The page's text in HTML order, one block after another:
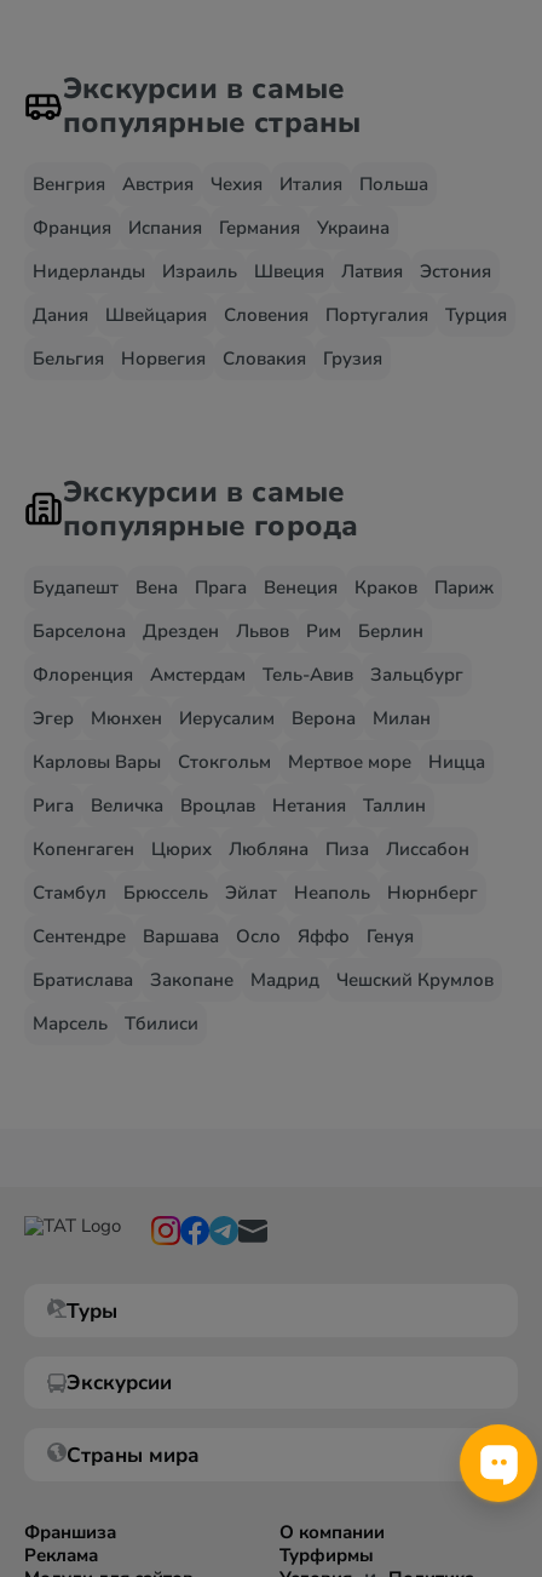
Экскурсии в самые
популярные страны
Венгрия Австрия Чехия Италия
Польша
Франция
Испания Германия
Украина
Нидерланды
Израиль Швеция Латвия
Эстония
Дания
Швейцария Словения Португалия
Турция
Бельгия
Норвегия Словакия Грузия
Экскурсии в самые
популярные города
Будапешт Вена Прага Венеция Краков
Париж
Барселона
Дрезден Львов Рим
Берлин
Флоренция
Амстердам Тель-Авив
Зальцбург
Эгер
Мюнхен Иерусалим Верона
Милан
Карловы Вары
Стокгольм Мертвое море
Ницца
Рига
Величка Вроцлав Нетания
Таллин
Копенгаген
Цюрих Любляна Пиза
Лиссабон
Стамбул
Брюссель Эйлат Неаполь
Нюрнберг
Сентендре
Варшава Осло Яффо
Генуя
Братислава
Закопане Мадрид
Чешский Крумлов
Марсель
Тбилиси
Туры
Экскурсии
Страны мира
Франшиза
Реклама
О компании
Турфирмы